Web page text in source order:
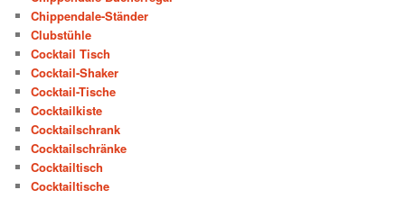
Chippendale-Ständer
Clubstühle
Cocktail Tisch
Cocktail-Shaker
Cocktail-Tische
Cocktailkiste
Cocktailschrank
Cocktailschränke
Cocktailtisch
Cocktailtische